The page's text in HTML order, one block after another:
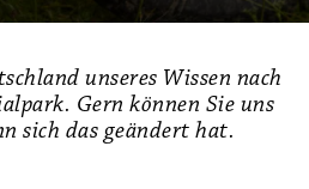
unseres Wissen nach
Gern können Sie uns
sich das geändert hat.